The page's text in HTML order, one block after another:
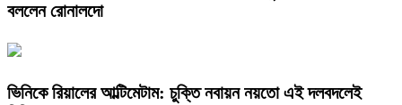
বললেন রোনালদো
ভিনিকে রিয়ালের আল্টিমেটাম: চুক্তি নবায়ন নয়তো এই দলবদলেই